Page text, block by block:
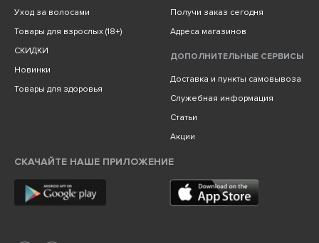
Уход за волосами
Товары для взрослых (18+)
СКИДКИ
Новинки
Товары для здоровья
Получи заказ сегодня
Адреса магазинов
ДОПОЛНИТЕЛЬНЫЕ СЕРВИСЫ
Доставка и пункты самовывоза
Служебная информация
Статьи
Акции
СКАЧАЙТЕ НАШЕ ПРИЛОЖЕНИЕ